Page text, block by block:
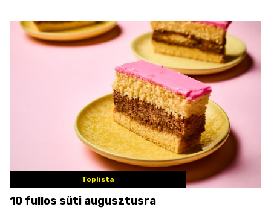
Toplista
10 fullos süti augusztusra